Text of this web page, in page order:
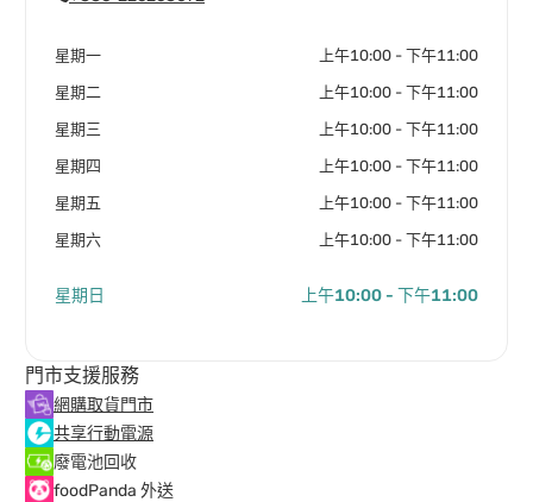
星期一 上午10:00 - 下午11:00
星期二 上午10:00 - 下午11:00
星期三 上午10:00 - 下午11:00
星期四 上午10:00 - 下午11:00
星期五 上午10:00 - 下午11:00
星期六 上午10:00 - 下午11:00
星期日 上午10:00 - 下午11:00
門市支援服務
網購取貨門市
共享行動電源
廢電池回收
foodPanda 外送